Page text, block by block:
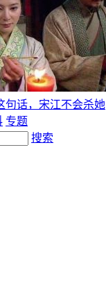
句话，宋江不会杀她
专题
搜索